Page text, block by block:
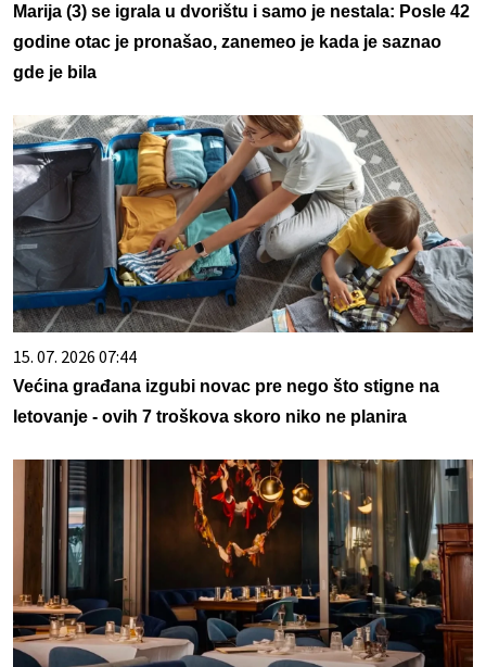
Marija (3) se igrala u dvorištu i samo je nestala: Posle 42
godine otac je pronašao, zanemeo je kada je saznao
gde je bila
15. 07. 2026 07:44
Većina građana izgubi novac pre nego što stigne na
letovanje - ovih 7 troškova skoro niko ne planira